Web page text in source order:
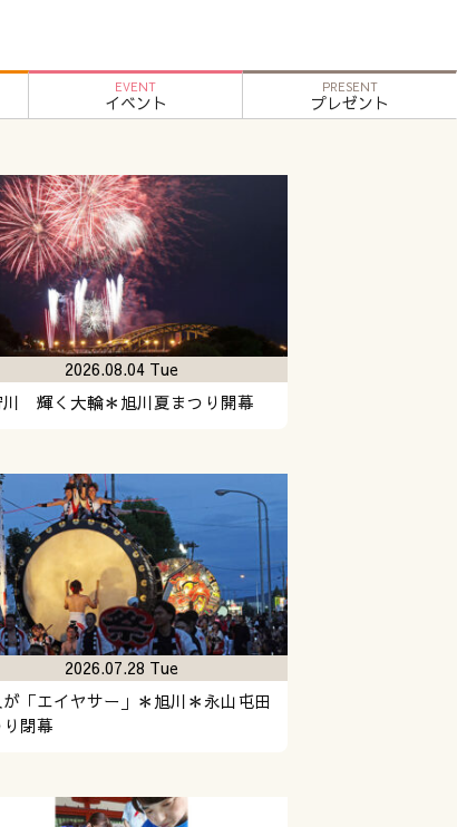
EVENT
イベント
PRESENT
プレゼント
川 輝く大輪＊旭川夏まつり開幕
2026.08.04 Tue
「エイヤサー」＊旭川＊永山屯田
り閉幕
2026.07.28 Tue